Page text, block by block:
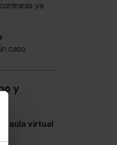
ya
caso
y
aula virtual